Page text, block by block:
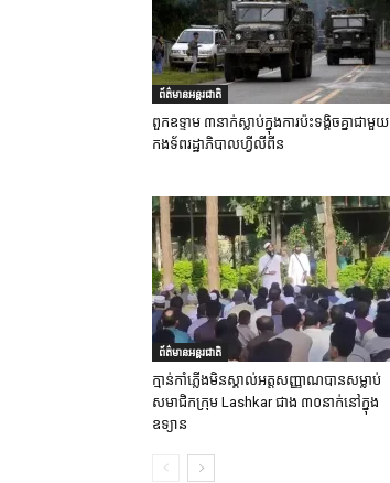
ព័ត៌មានអន្តរជាតិ
ពួកឧទ្ទាម ៣នាក់ស្លាប់ក្នុងការប៉ះទង្គិចគ្នាជាមួយ
កងទ័ពរដ្ឋាភិបាលហ្វីលីពីន
ព័ត៌មានអន្តរជាតិ
ក្មាន់កាំភ្លើងមិនស្គាល់អត្តសញ្ញាណបានសម្លាប់
សមាជិកក្រុម Lashkar ជាង ៣០នាក់នៅក្នុង
ឧទ្យាន